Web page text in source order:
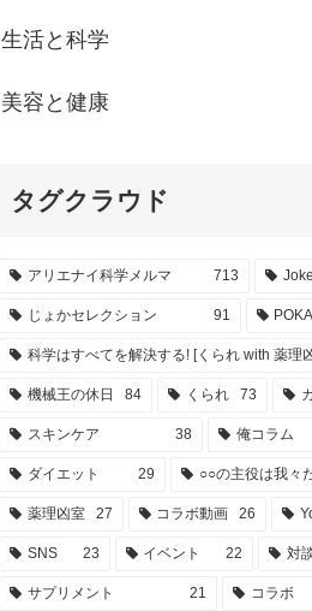
生活と科学
美容と健康
タグクラウド
アリエナイ科学メルマ 713
じょかセレクション 91 POKA
科学はすべてを解決する! [くられ with 薬理
機械王の休日 84 くられ 73
スキンケア 38 俺コラム
ダイエット 29 ○○の主役は我々
薬理凶室 27 コラボ動画 26
SNS 23 イベント 22 対
サプリメント 21 コラボ